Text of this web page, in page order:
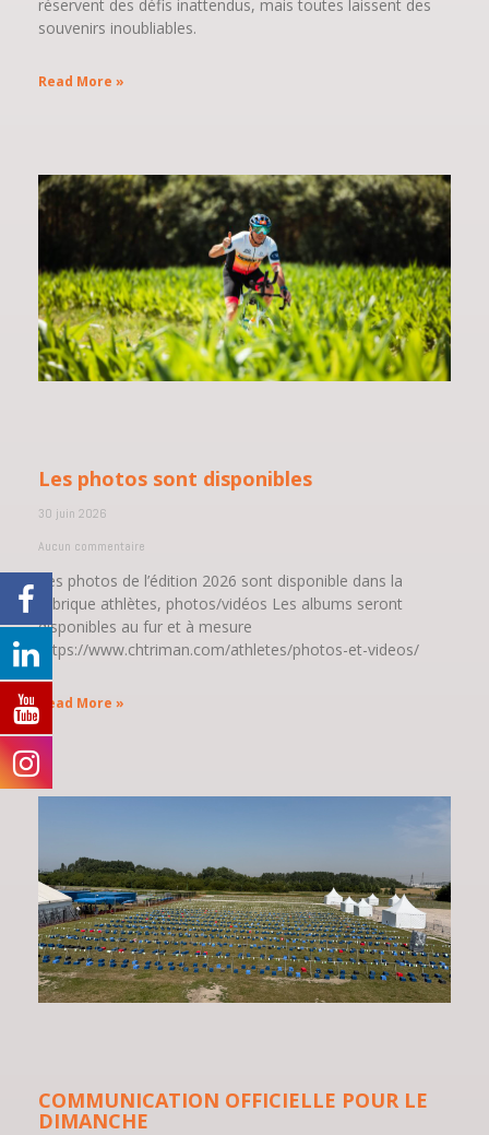
réservent des défis inattendus, mais toutes laissent des
souvenirs inoubliables.
Read More »
Les photos sont disponibles
30 juin 2026
Aucun commentaire
Les photos de l’édition 2026 sont disponible dans la
rubrique athlètes, photos/vidéos Les albums seront
disponibles au fur et à mesure
https://www.chtriman.com/athletes/photos-et-videos/
Read More »
COMMUNICATION OFFICIELLE POUR LE
DIMANCHE